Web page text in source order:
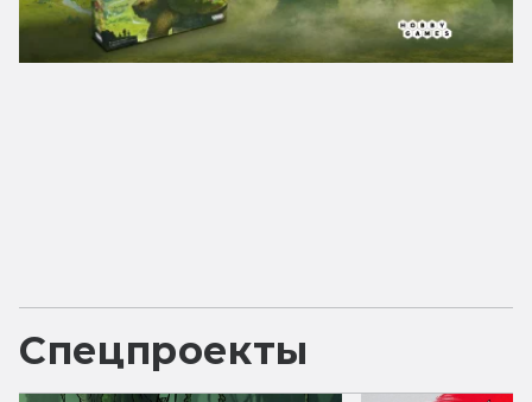
Спецпроекты